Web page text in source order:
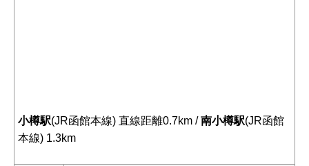
小樽駅(JR函館本線) 直線距離0.7km /南小樽駅(JR函館
本線) 1.3km